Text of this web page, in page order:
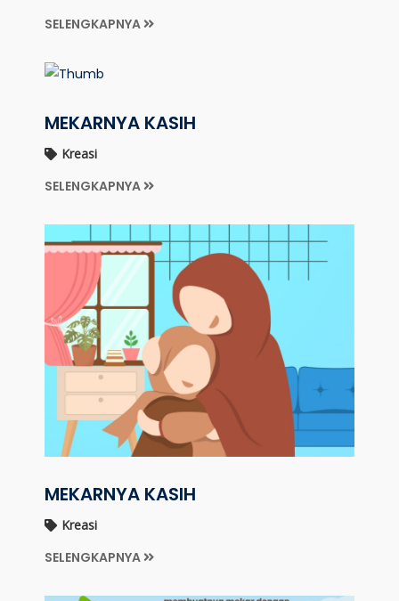
SELENGKAPNYA
MEKARNYA KASIH
Kreasi
SELENGKAPNYA
MEKARNYA KASIH
Kreasi
SELENGKAPNYA